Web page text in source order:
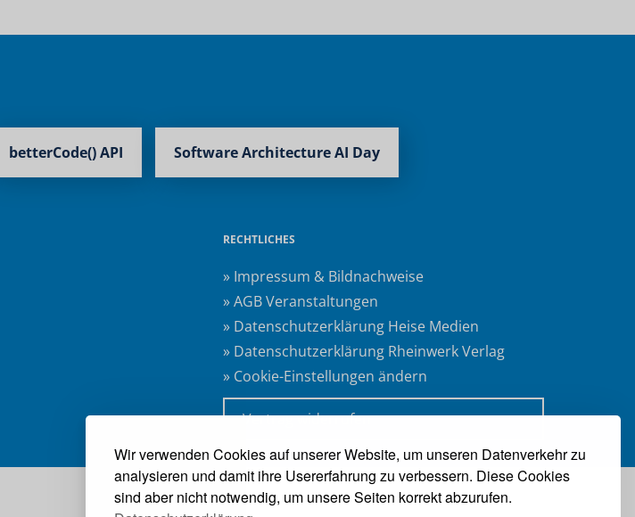
Wir verwenden Cookies auf unserer Website, um unseren Datenverkehr zu
analysieren und damit ihre Usererfahrung zu verbessern. Diese Cookies
sind aber nicht notwendig, um unsere Seiten korrekt abzurufen.
betterCode() API Software Architecture AI Day
RECHTLICHES
» Impressum & Bildnachweise
» AGB Veranstaltungen
» Datenschutzerklärung Heise Medien
» Datenschutzerklärung Rheinwerk Verlag
» Cookie-Einstellungen ändern
» Vertrag widerrufen